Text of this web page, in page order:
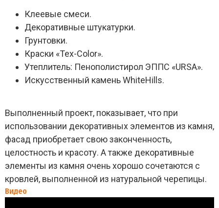
Клеевые смеси.
Декоративные штукатурки.
Грунтовки.
Краски «Tex-Color».
Утеплитель: Пенополистирол ЭППС «URSA».
Искусственный камень WhiteHills.
Выполненный проект, показывает, что при
использовании декоративных элементов из камня,
фасад приобретает свою законченность,
целостность и красоту. А также декоративные
элементы из камня очень хорошо сочетаются с
кровлей, выполненной из натуральной черепицы.
Видео